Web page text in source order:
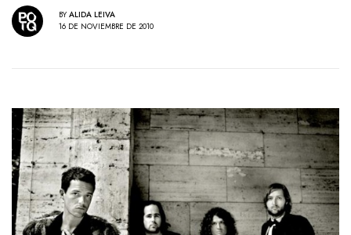
BY ALIDA LEIVA
16 DE NOVIEMBRE DE 2010